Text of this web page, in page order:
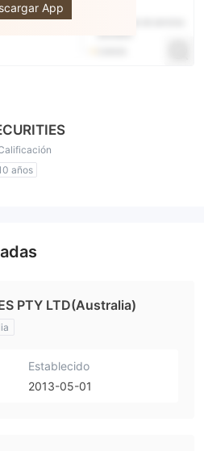
App
años
completa de MT4
PTY LTD(Australia)
Establecido
2013-05-01